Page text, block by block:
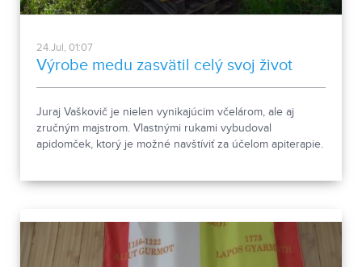
24.Jul, 01:07
Výrobe medu zasvätil celý svoj život
Juraj Vaškovič je nielen vynikajúcim včelárom, ale aj
zručným majstrom. Vlastnými rukami vybudoval
apidomček, ktorý je možné navštíviť za účelom apiterapie.